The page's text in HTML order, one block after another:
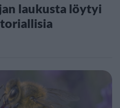
laukusta löytyi